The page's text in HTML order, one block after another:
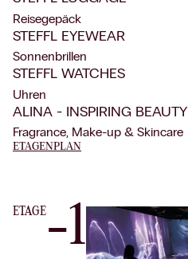
Reisegepäck
STEFFL EYEWEAR
Sonnenbrillen
STEFFL WATCHES
Uhren
ALINA - INSPIRING BEAUTY
Fragrance, Make-up & Skincare
ETAGENPLAN
ETAGE -1